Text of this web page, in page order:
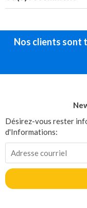
Nos clients sont
Désirez-vous rester
d'Informations: